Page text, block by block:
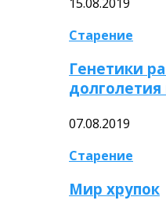
Старение
Генетики
07.08.2019
Старение
Мир хрупок